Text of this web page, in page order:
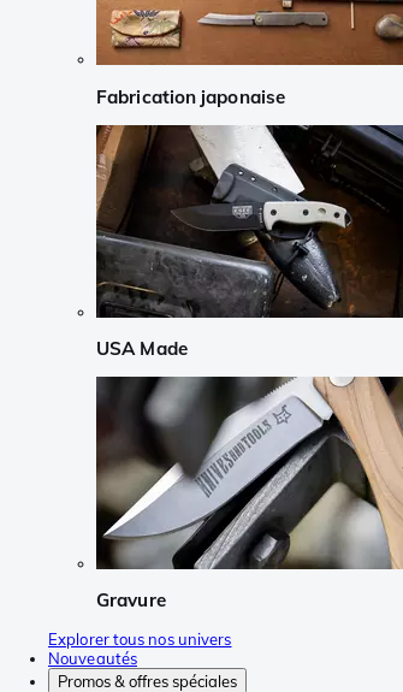
Fabrication japonaise
USA Made
Gravure
Explorer tous nos univers
Nouveautés
Promos & offres spéciales